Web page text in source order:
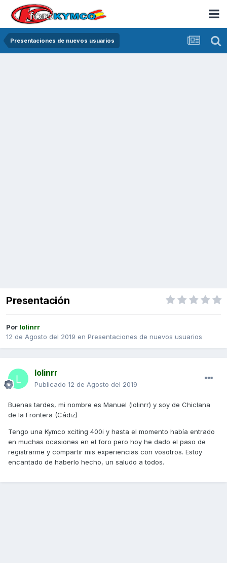
Presentaciones de nuevos usuarios
Presentación
Por lolinrr
12 de Agosto del 2019 en Presentaciones de nuevos usuarios
lolinrr
Publicado 12 de Agosto del 2019
Buenas tardes, mi nombre es Manuel (lolinrr) y soy de Chiclana
de la Frontera (Cádiz)
Tengo una Kymco xciting 400i y hasta el momento había entrado
en muchas ocasiones en el foro pero hoy he dado el paso de
registrarme y compartir mis experiencias con vosotros. Estoy
encantado de haberlo hecho, un saludo a todos.